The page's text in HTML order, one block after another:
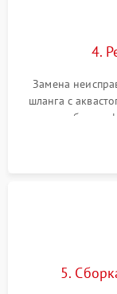
4.
Замена
шланга с
патрубках и
управления,
5.